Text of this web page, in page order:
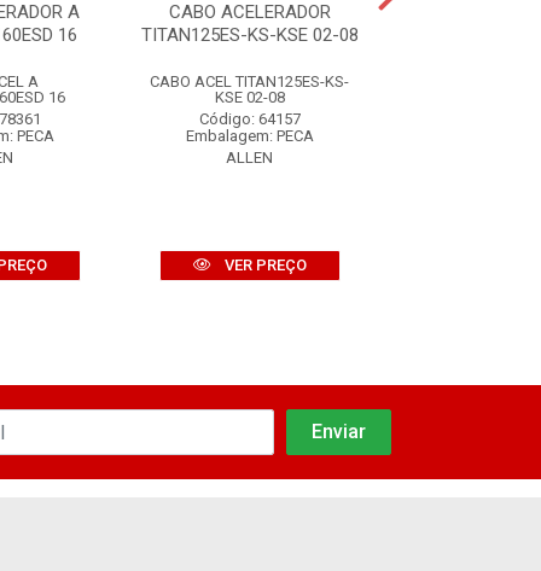
A
16
A
16
PECA
CABO ACELERADOR
TITAN125ES-KS-KSE 02-08
CABO ACEL TITAN125ES-KS-
KSE 02-08
Código: 64157
Embalagem: PECA
ALLEN
VER PREÇO